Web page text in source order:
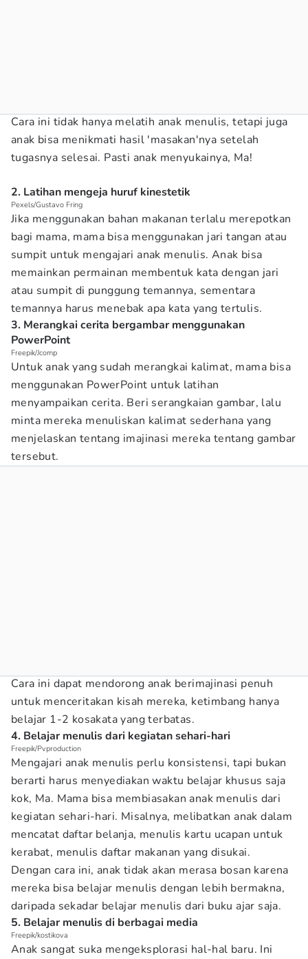
Cara ini tidak hanya melatih anak menulis, tetapi juga
anak bisa menikmati hasil 'masakan'nya setelah
tugasnya selesai. Pasti anak menyukainya, Ma!
2. Latihan mengeja huruf kinestetik
Pexels/Gustavo Fring
Jika menggunakan bahan makanan terlalu merepotkan
bagi mama, mama bisa menggunakan jari tangan atau
sumpit untuk mengajari anak menulis. Anak bisa
memainkan permainan membentuk kata dengan jari
atau sumpit di punggung temannya, sementara
temannya harus menebak apa kata yang tertulis.
3. Merangkai cerita bergambar menggunakan
PowerPoint
Freepik/Jcomp
Untuk anak yang sudah merangkai kalimat, mama bisa
menggunakan PowerPoint untuk latihan
menyampaikan cerita. Beri serangkaian gambar, lalu
minta mereka menuliskan kalimat sederhana yang
menjelaskan tentang imajinasi mereka tentang gambar
tersebut.
Cara ini dapat mendorong anak berimajinasi penuh
untuk menceritakan kisah mereka, ketimbang hanya
belajar 1-2 kosakata yang terbatas.
4. Belajar menulis dari kegiatan sehari-hari
Freepik/Pvproduction
Mengajari anak menulis perlu konsistensi, tapi bukan
berarti harus menyediakan waktu belajar khusus saja
kok, Ma. Mama bisa membiasakan anak menulis dari
kegiatan sehari-hari. Misalnya, melibatkan anak dalam
mencatat daftar belanja, menulis kartu ucapan untuk
kerabat, menulis daftar makanan yang disukai.
Dengan cara ini, anak tidak akan merasa bosan karena
mereka bisa belajar menulis dengan lebih bermakna,
daripada sekadar belajar menulis dari buku ajar saja.
5. Belajar menulis di berbagai media
Freepik/kostikova
Anak sangat suka mengeksplorasi hal-hal baru. Ini